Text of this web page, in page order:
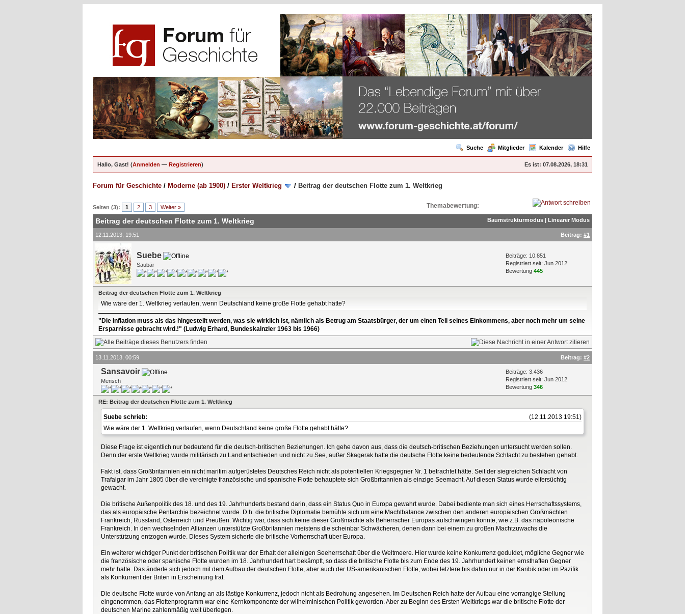
Suche Mitglieder Kalender Hilfe
Es ist: 07.08.2026, 18:31
Hallo, Gast! (Anmelden — Registrieren)
Forum für Geschichte / Moderne (ab 1900) / Erster Weltkrieg / Beitrag der deutschen Flotte zum 1. Weltkrieg
Seiten (3): 1 2 3 Weiter » Themabewertung:
Baumstrukturmodus | Linearer Modus
Beitrag der deutschen Flotte zum 1. Weltkrieg
12.11.2013, 19:51 Beitrag: #1
Suebe
Saubär
Beiträge: 10.851
Registriert seit: Jun 2012
Bewertung 445
Beitrag der deutschen Flotte zum 1. Weltkrieg
Wie wäre der 1. Weltkrieg verlaufen, wenn Deutschland keine große Flotte gehabt hätte?
"Die Inflation muss als das hingestellt werden, was sie wirklich ist, nämlich als Betrug am Staatsbürger, der um einen Teil seines Einkommens, aber noch mehr um seine
Ersparnisse gebracht wird.!" (Ludwig Erhard, Bundeskalnzler 1963 bis 1966)
13.11.2013, 00:59 Beitrag: #2
Sansavoir
Mensch
Beiträge: 3.436
Registriert seit: Jun 2012
Bewertung 346
RE: Beitrag der deutschen Flotte zum 1. Weltkrieg
(12.11.2013 19:51)
Suebe schrieb:
Wie wäre der 1. Weltkrieg verlaufen, wenn Deutschland keine große Flotte gehabt hätte?
Diese Frage ist eigentlich nur bedeutend für die deutsch-britischen Beziehungen. Ich gehe davon aus, dass die deutsch-britischen Beziehungen untersucht werden sollen.
Denn der erste Weltkrieg wurde militärisch zu Land entschieden und nicht zu See, außer Skagerak hatte die deutsche Flotte keine bedeutende Schlacht zu bestehen gehabt.
Fakt ist, dass Großbritannien ein nicht maritim aufgerüstetes Deutsches Reich nicht als potentiellen Kriegsgegner Nr. 1 betrachtet hätte. Seit der siegreichen Schlacht von
Trafalgar im Jahr 1805 über die vereinigte französische und spanische Flotte behauptete sich Großbritannien als einzige Seemacht. Auf diesen Status wurde eifersüchtig
gewacht.
Die britische Außenpolitik des 18. und des 19. Jahrhunderts bestand darin, dass ein Status Quo in Europa gewahrt wurde. Dabei bediente man sich eines Herrschaftssystems,
das als europäische Pentarchie bezeichnet wurde. D.h. die britische Diplomatie bemühte sich um eine Machtbalance zwischen den anderen europäischen Großmächten
Frankreich, Russland, Österreich und Preußen. Wichtig war, dass sich keine dieser Großmächte als Beherrscher Europas aufschwingen konnte, wie z.B. das napoleonische
Frankreich. In den wechselnden Allianzen unterstützte Großbritannien meistens die scheinbar Schwächeren, denen dann bei einem zu großen Machtzuwachs die
Unterstützung entzogen wurde. Dieses System sicherte die britische Vorherrschaft über Europa.
Ein weiterer wichtiger Punkt der britischen Politik war der Erhalt der alleinigen Seeherrschaft über die Weltmeere. Hier wurde keine Konkurrenz geduldet, mögliche Gegner wie
die französische oder spanische Flotte wurden im 18. Jahrhundert hart bekämpft, so dass die britische Flotte bis zum Ende des 19. Jahrhundert keinen ernsthaften Gegner
mehr hatte. Das änderte sich jedoch mit dem Aufbau der deutschen Flotte, aber auch der US-amerikanischen Flotte, wobei letztere bis dahin nur in der Karibik oder im Pazifik
als Konkurrent der Briten in Erscheinung trat.
Die deutsche Flotte wurde von Anfang an als lästige Konkurrenz, jedoch nicht als Bedrohung angesehen. Im Deutschen Reich hatte der Aufbau eine vorrangige Stellung
eingenommen, das Flottenprogramm war eine Kernkomponente der wilhelminischen Politik geworden. Aber zu Beginn des Ersten Weltkriegs war die britische Flotte der
deutschen Marine zahlenmäßig weit überlegen.